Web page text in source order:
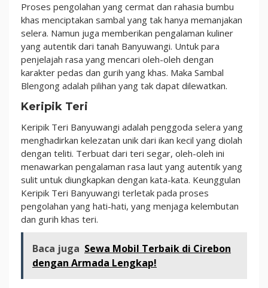
Proses pengolahan yang cermat dan rahasia bumbu
khas menciptakan sambal yang tak hanya memanjakan
selera. Namun juga memberikan pengalaman kuliner
yang autentik dari tanah Banyuwangi. Untuk para
penjelajah rasa yang mencari oleh-oleh dengan
karakter pedas dan gurih yang khas. Maka Sambal
Blengong adalah pilihan yang tak dapat dilewatkan.
Keripik Teri
Keripik Teri Banyuwangi adalah penggoda selera yang
menghadirkan kelezatan unik dari ikan kecil yang diolah
dengan teliti. Terbuat dari teri segar, oleh-oleh ini
menawarkan pengalaman rasa laut yang autentik yang
sulit untuk diungkapkan dengan kata-kata. Keunggulan
Keripik Teri Banyuwangi terletak pada proses
pengolahan yang hati-hati, yang menjaga kelembutan
dan gurih khas teri.
Baca juga Sewa Mobil Terbaik di Cirebon
dengan Armada Lengkap!